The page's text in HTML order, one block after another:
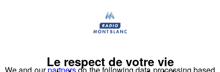
Déstination été ! Une question...une destination !
entrées pour un maximum d'activités dans la région !
We and ourpartnersdo the following data processing based
Le respect de votre vie